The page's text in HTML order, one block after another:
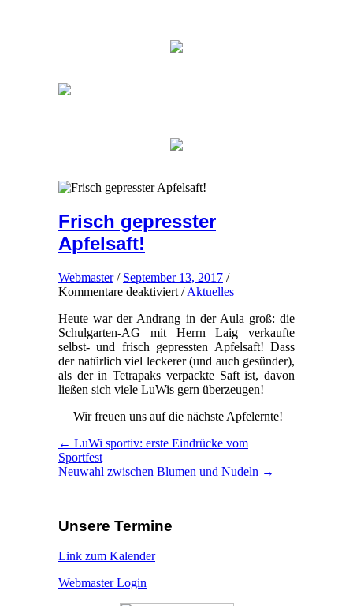
Frisch gepresster
Apfelsaft!
Webmaster/ September 13, 2017 /
Kommentare deaktiviertfür
gepresster
Apfelsaft!
/Aktuelles
Heute war der Andrang in der Aula groß: die
Schulgarten-AG mit Herrn Laig verkaufte
selbst- und frisch gepressten Apfelsaft! Dass
der natürlich viel leckerer (und auch gesünder),
als der in Tetrapaks verpackte Saft ist, davon
ließen sich viele LuWis gern überzeugen!
Wir freuen uns auf die nächste Apfelernte!
← LuWi sportiv: erste Eindrücke vom
Sportfest
Neuwahl zwischen Blumen und Nudeln →
Unsere Termine
Link zum Kalender
Webmaster Login